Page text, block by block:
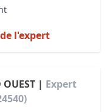
l'expert
OUEST | Expert